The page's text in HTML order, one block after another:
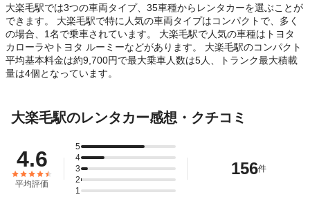
大楽毛駅では3つの車両タイプ、35車種からレンタカーを選ぶことが
できます。 大楽毛駅で特に人気の車両タイプはコンパクトで、多く
の場合、1名で乗車されています。 大楽毛駅で人気の車種はトヨタ
カローラやトヨタ ルーミーなどがあります。 大楽毛駅のコンパクト
平均基本料金は約9,700円で最大乗車人数は5人、トランク最大積載
量は4個となっています。
大楽毛駅のレンタカー感想・クチコミ
4.6
平均評価
5
4
3
2
1
156件